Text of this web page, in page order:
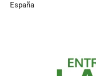
España